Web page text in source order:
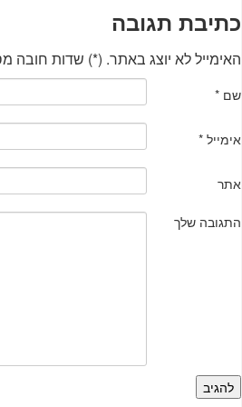
כתיבת תגובה
האימייל לא יוצג באתר. (
*) שדות חובה
שם *
אימייל *
אתר
התגובה שלך